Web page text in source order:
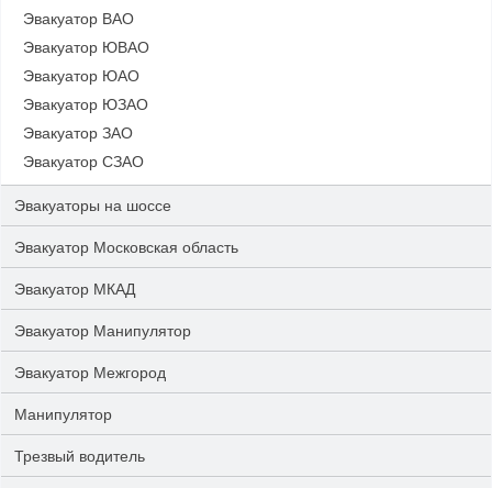
Эвакуатор ВАО
Эвакуатор ЮВАО
Эвакуатор ЮАО
Эвакуатор ЮЗАО
Эвакуатор ЗАО
Эвакуатор СЗАО
Эвакуаторы на шоссе
Эвакуатор Московская область
Эвакуатор МКАД
Эвакуатор Манипулятор
Эвакуатор Межгород
Манипулятор
Трезвый водитель